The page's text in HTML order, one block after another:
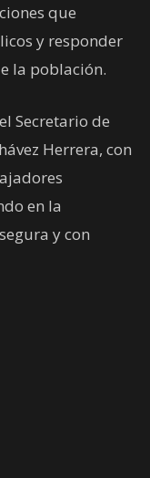
que
y responder
la población.
Secretario de
Herrera, con
en la
y con